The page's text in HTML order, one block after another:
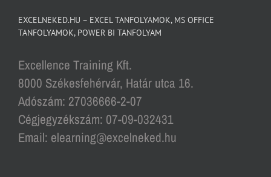
EXCELNEKED.HU – EXCEL TANFOLYAMOK, MS OFFICE
TANFOLYAMOK, POWER BI TANFOLYAM
Excellence Training Kft.
8000 Székesfehérvár, Határ utca 16.
Adószám: 27036666-2-07
Cégjegyzékszám: 07-09-032431
Email: elearning@excelneked.hu